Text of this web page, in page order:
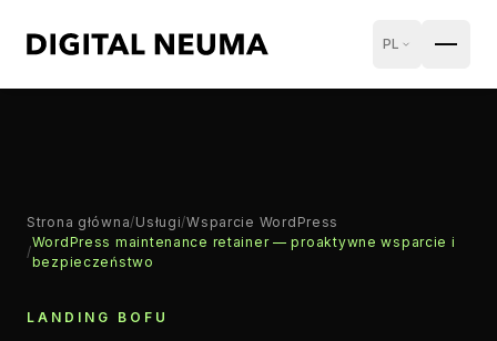
PL
Strona główna/Usługi/Wsparcie WordPress
/
WordPress maintenance retainer — proaktywne wsparcie i
bezpieczeństwo
LANDING BOFU